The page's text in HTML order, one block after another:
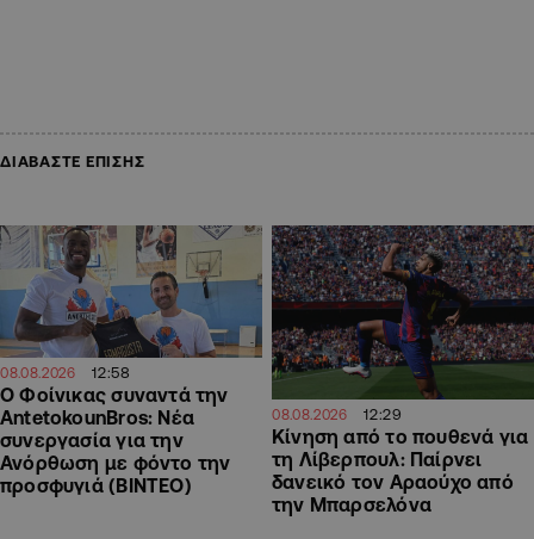
ΔΙΑΒΑΣΤΕ ΕΠΙΣΗΣ
08.08.2026 12:58
Ο Φοίνικας συναντά την
AntetokounBros: Νέα
συνεργασία για την
Ανόρθωση με φόντο την
προσφυγιά (ΒΙΝΤΕΟ)
08.08.2026 12:29
Kίνηση από το πουθενά για
τη Λίβερπουλ: Παίρνει
δανεικό τον Αραούχο από
την Μπαρσελόνα